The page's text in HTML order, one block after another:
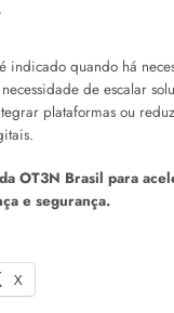
indicado quando há
de escalar
plataformas ou
OT3N Brasil para
e segurança.
X